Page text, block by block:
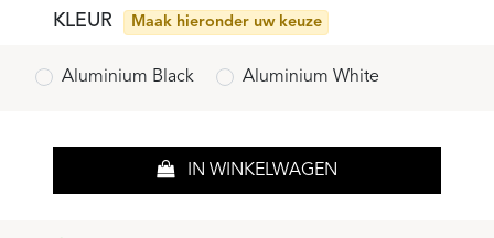
KLEUR Maak hieronder uw keuze
Aluminium Black Aluminium White
IN WINKELWAGEN